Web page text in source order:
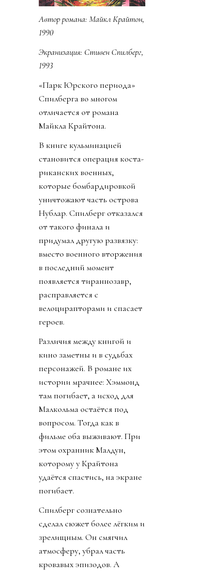
Автор романа: Майкл Крайтон,
1990
Экранизация: Стивен Спилберг,
1993
«Парк Юрского периода»
Спилберга во многом
отличается от романа
Майкла Крайтона.
В книге кульминацией
становится операция коста-
риканских военных,
которые бомбардировкой
уничтожают часть острова
Нублар. Спилберг отказался
от такого финала и
придумал другую развязку:
вместо военного вторжения
в последний момент
появляется тираннозавр,
расправляется с
велоцирапторами и спасает
героев.
Различия между книгой и
кино заметны и в судьбах
персонажей. В романе их
истории мрачнее: Хэммонд
там погибает, а исход для
Малкольма остаётся под
вопросом. Тогда как в
фильме оба выживают. При
этом охранник Малдун,
которому у Крайтона
удаётся спастись, на экране
погибает.
Спилберг сознательно
сделал сюжет более лёгким и
зрелищным. Он смягчил
атмосферу, убрал часть
кровавых эпизодов. А